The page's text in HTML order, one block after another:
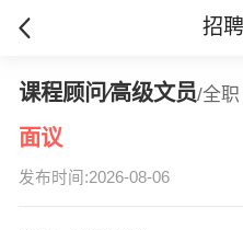
招
课程顾问∕高级文员/全职
面议
发布时间:2026-08-06